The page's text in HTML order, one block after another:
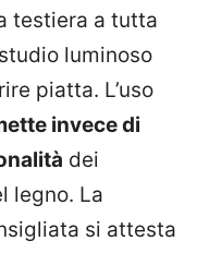
testiera a tutta
luminoso
piatta. L’uso
invece di
dei
legno. La
si attesta